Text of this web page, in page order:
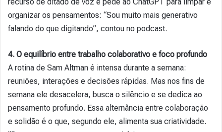
organizar os pensamentos: “Sou muito mais generativo
falando do que digitando”, contou no podcast.
4. O equilíbrio entre trabalho colaborativo e foco profundo
A rotina de Sam Altman é intensa durante a semana:
reuniões, interações e decisões rápidas. Mas nos fins de
semana ele desacelera, busca o silêncio e se dedica ao
pensamento profundo. Essa alternância entre colaboração
e solidão é o que, segundo ele, alimenta sua criatividade.